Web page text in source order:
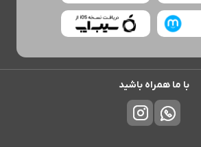
با ما همراه باشید